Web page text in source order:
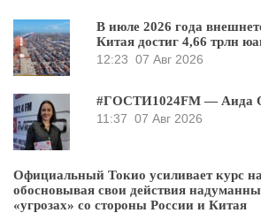
В июле 2026 года
Китая достиг 4,66 трлн
12:23 07 Авг 2026
#ГОСТИ1024FM — Аида
11:37 07 Авг 2026
Официальный Токио усиливает курс
обосновывая свои действия
«угрозах» со стороны России и Китая